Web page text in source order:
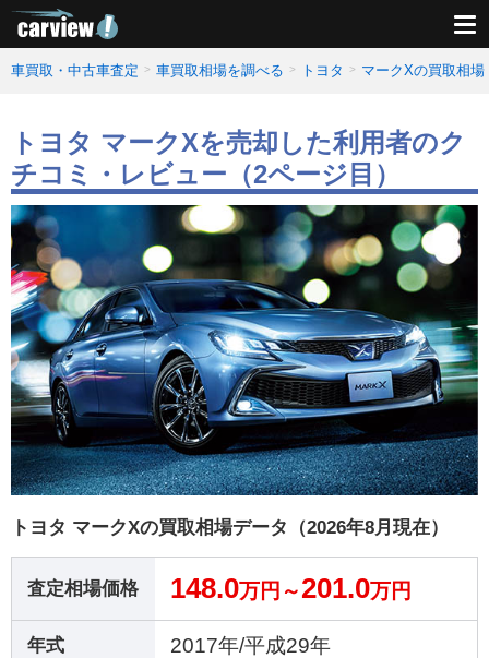
車買取・中古車査定 車買取相場を調べる トヨタ マークXの買取相場
トヨタ マークXを売却した利用者のク
チコミ・レビュー（2ページ目）
トヨタ マークXの買取相場データ（2026年8月現在）
査定相場価格 148.0万円～201.0万円
年式 2017年/平成29年